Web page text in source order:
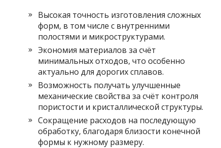
Высокая точность изготовления сложных
форм, в том числе с внутренними
полостями и микроструктурами.
Экономия материалов за счёт
минимальных отходов, что особенно
актуально для дорогих сплавов.
Возможность получать улучшенные
механические свойства за счёт контроля
пористости и кристаллической структуры.
Сокращение расходов на последующую
обработку, благодаря близости конечной
формы к нужному размеру.